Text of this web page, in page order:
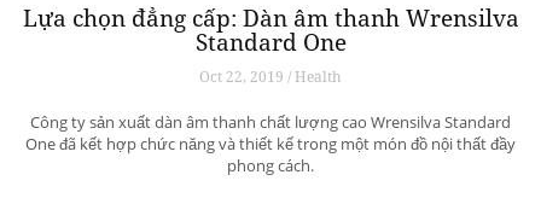
Lựa chọn đẳng cấp: Dàn âm thanh Wrensilva
Standard One
Oct 22, 2019 / Health
Công ty sản xuất dàn âm thanh chất lượng cao Wrensilva Standard
One đã kết hợp chức năng và thiết kế trong một món đồ nội thất đầy
phong cách.